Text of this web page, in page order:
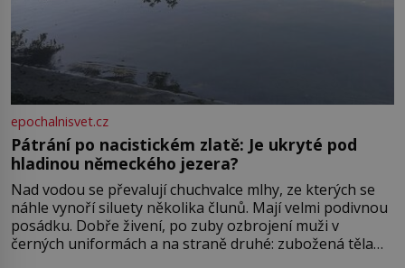
epochalnisvet.cz
Pátrání po nacistickém zlatě: Je ukryté pod
hladinou německého jezera?
Nad vodou se převalují chuchvalce mlhy, ze kterých se
náhle vynoří siluety několika člunů. Mají velmi podivnou
posádku. Dobře živení, po zuby ozbrojení muži v
černých uniformách a na straně druhé: zubožená těla